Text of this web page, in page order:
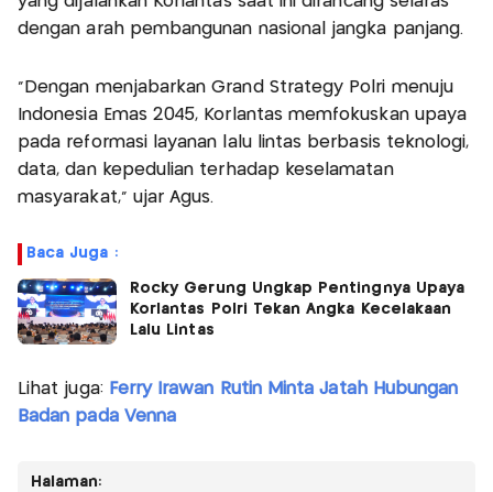
dengan arah pembangunan nasional jangka panjang.
"Dengan menjabarkan Grand Strategy Polri menuju
Indonesia Emas 2045, Korlantas memfokuskan upaya
pada reformasi layanan lalu lintas berbasis teknologi,
data, dan kepedulian terhadap keselamatan
masyarakat," ujar Agus.
Baca Juga :
Rocky Gerung Ungkap Pentingnya Upaya
Korlantas Polri Tekan Angka Kecelakaan
Lalu Lintas
Lihat juga: Ferry Irawan Rutin Minta Jatah Hubungan
Badan pada Venna
Halaman: